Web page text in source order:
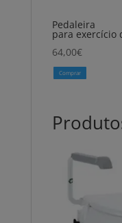
Pedaleira
para exercício
64,00€
Comprar